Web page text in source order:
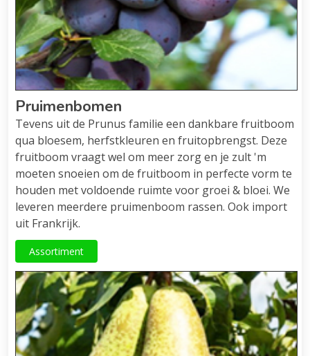
Pruimenbomen
Tevens uit de Prunus familie een dankbare fruitboom
qua bloesem, herfstkleuren en fruitopbrengst. Deze
fruitboom vraagt wel om meer zorg en je zult 'm
moeten snoeien om de fruitboom in perfecte vorm te
houden met voldoende ruimte voor groei & bloei. We
leveren meerdere pruimenboom rassen. Ook import
uit Frankrijk.
Assortiment